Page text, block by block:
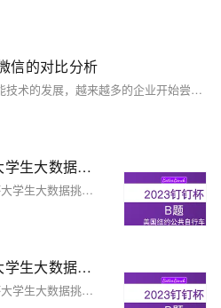
信的对比分析
【8月更文第22天】随着人工智能技术的发展，越来越多的企业开始尝试将AI客服集成到自己的业务流程中。本文将基于《10分钟构建AI客服并应用到网站、钉钉或微信中》的解决方案，详细评测AI客服在钉钉和微信中的接入流程及实际应用效果，并结合个人体验分享一些心得。
【2023 年第二届钉钉杯大学生大数据挑战赛】 初赛 B：美国纽约公共自行车使用量预测分析 问题三时间序列预测Python代码分析
本文介绍了2023年第二届钉钉杯大学生大数据挑战赛初赛B题的Python代码分析，涉及美国纽约公共自行车使用量的时间序列预测、网络分析和聚类分析。
【2023 年第二届钉钉杯大学生大数据挑战赛】 初赛 B：美国纽约公共自行车使用量预测分析 问题一Python代码分析
本文分析了2023年第二届钉钉杯大学生大数据挑战赛初赛B题"美国纽约公共自行车使用量预测分析"，重点讨论了问题一的Python代码实现，包括自行车借还网络图的构建、网络密度的计算以及平均最短路径长度和网络直径的分析。